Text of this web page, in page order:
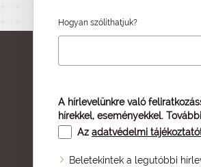
Hogyan szólíthatjuk?
A hírlevelünkre való
hírekkel, eseményekkel.
Az adatvédelmi
Beletekintek a legutóbbi